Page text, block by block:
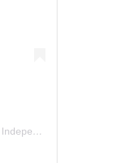
Una publicación compartida por Música Independiente Perú 🇵🇪 (@musica.independiente.peru)